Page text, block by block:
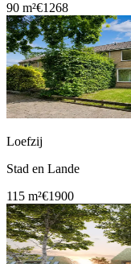
90 m²€1268
Loefzij
Stad en Lande
115 m²€1900